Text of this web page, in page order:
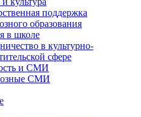
поддержка
образования
в школе
в культурно-
сфере
и СМИ
СМИ